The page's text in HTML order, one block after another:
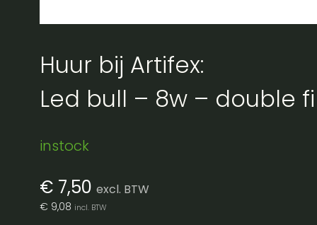
Huur bij Artifex:
Led bull – 8w – double
instock
€ 7,50 excl. BTW
€ 9,08 incl. BTW